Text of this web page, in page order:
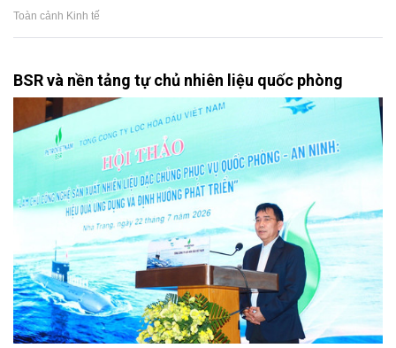
Toàn cảnh Kinh tế
BSR và nền tảng tự chủ nhiên liệu quốc phòng